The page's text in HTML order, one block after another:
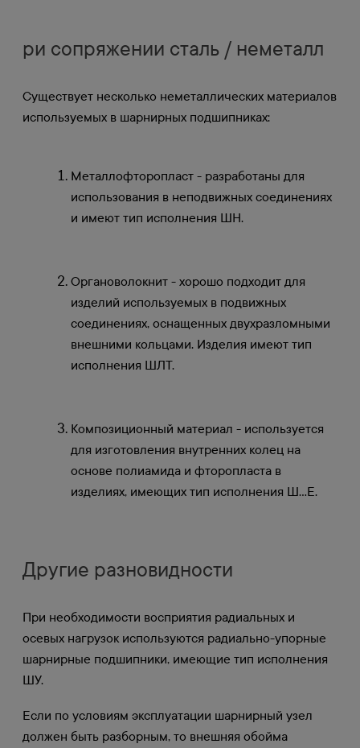
ри сопряжении сталь / неметалл
Существует несколько неметаллических материалов
используемых в шарнирных подшипниках:
Металлофторопласт - разработаны для
использования в неподвижных соединениях
и имеют тип исполнения ШН.
Органоволокнит - хорошо подходит для
изделий используемых в подвижных
соединениях, оснащенных двухразломными
внешними кольцами. Изделия имеют тип
исполнения ШЛТ.
Композиционный материал - используется
для изготовления внутренних колец на
основе полиамида и фторопласта в
изделиях, имеющих тип исполнения Ш…Е.
Другие разновидности
При необходимости восприятия радиальных и
осевых нагрузок используются радиально-упорные
шарнирные подшипники, имеющие тип исполнения
ШУ.
Если по условиям эксплуатации шарнирный узел
должен быть разборным, то внешняя обойма